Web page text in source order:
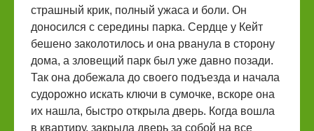
страшный крик, полный ужаса и боли. Он
доносился с середины парка. Сердце у Кейт
бешено заколотилось и она рванула в сторону
дома, а зловещий парк был уже давно позади.
Так она добежала до своего подъезда и начала
судорожно искать ключи в сумочке, вскоре она
их нашла, быстро открыла дверь. Когда вошла
в квартиру, закрыла дверь за собой на все